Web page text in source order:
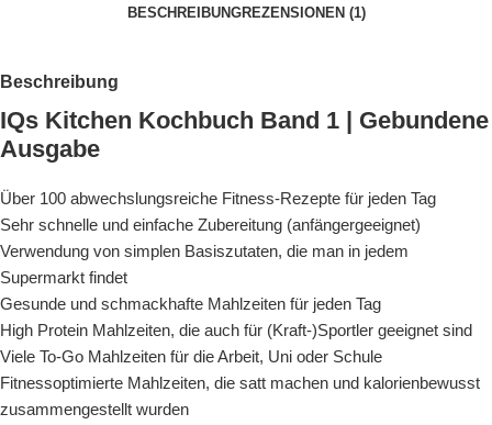
BESCHREIBUNGREZENSIONEN (1)
Beschreibung
IQs Kitchen Kochbuch Band 1 | Gebundene
Ausgabe
Über 100 abwechslungsreiche Fitness-Rezepte für jeden Tag
Sehr schnelle und einfache Zubereitung (anfängergeeignet)
Verwendung von simplen Basiszutaten, die man in jedem
Supermarkt findet
Gesunde und schmackhafte Mahlzeiten für jeden Tag
High Protein Mahlzeiten, die auch für (Kraft-)Sportler geeignet sind
Viele To-Go Mahlzeiten für die Arbeit, Uni oder Schule
Fitnessoptimierte Mahlzeiten, die satt machen und kalorienbewusst
zusammengestellt wurden